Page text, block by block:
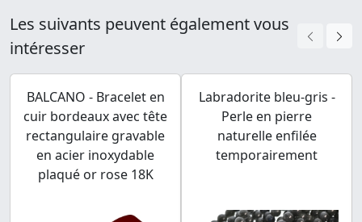
Les suivants peuvent également vous
intéresser
BALCANO - Bracelet en
cuir bordeaux avec tête
rectangulaire gravable
en acier inoxydable
plaqué or rose 18K
Labradorite bleu-gris -
Perle en pierre
naturelle enfilée
temporairement